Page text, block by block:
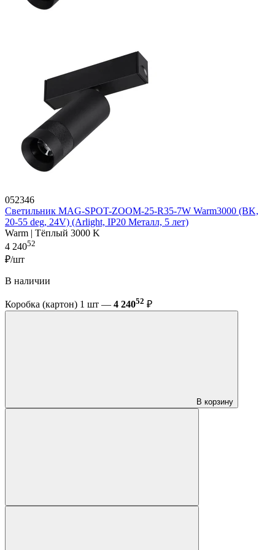
052346
Светильник MAG-SPOT-ZOOM-25-R35-7W Warm3000 (BK,
20-55 deg, 24V) (Arlight, IP20 Металл, 5 лет)
Warm | Тёплый 3000 K
4 24052
₽/шт
В наличии
Коробка (картон) 1 шт — 4 24052 ₽
В корзину